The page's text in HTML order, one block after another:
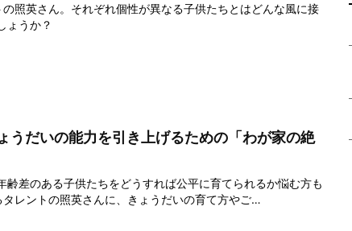
照英さん。それぞれ個性が異なる子供たちとはどんな風に接
ょうか？
うだいの能力を引き上げるための「わが家の絶
齢差のある子供たちをどうすれば公平に育てられるか悩む方も
レントの照英さんに、きょうだいの育て方やご…